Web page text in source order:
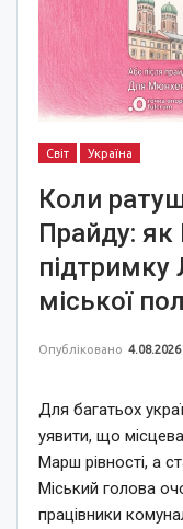
Світ Україна
Коли
Прайду:
міської
Опубліковано 4.08.2026
Для багатьох
уявити, що
Марш рівності, а
Міський голова
працівники